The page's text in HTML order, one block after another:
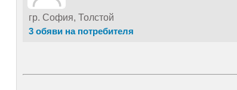
гр. София, Толстой
3 обяви на потребителя